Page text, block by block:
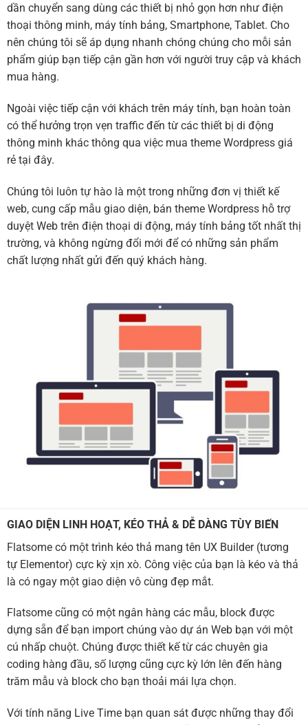
dần chuyển sang dùng các thiết bị nhỏ gọn hơn như điện
thoại thông minh, máy tính bảng, Smartphone, Tablet. Cho
nên chúng tôi sẽ áp dụng nhanh chóng chúng cho mỗi sản
phẩm giúp bạn tiếp cận gần hơn với người truy cập và khách
mua hàng.
Ngoài việc tiếp cận với khách trên máy tính, bạn hoàn toàn
có thể hưởng trọn vẹn traffic đến từ các thiết bị di động
thông minh khác thông qua việc mua theme Wordpress giá
rẻ tại đây.
Chúng tôi luôn tự hào là một trong những đơn vị thiết kế
web, cung cấp mẫu giao diện, bán theme Wordpress hỗ trợ
duyệt Web trên điện thoại di động, máy tính bảng tốt nhất thị
trường, và không ngừng đổi mới để có những sản phẩm
chất lượng nhất gửi đến quý khách hàng.
GIAO DIỆN LINH HOẠT, KÉO THẢ & DỄ DÀNG TÙY BIẾN
Flatsome có một trình kéo thả mang tên UX Builder (tương
tự Elementor) cực kỳ xịn xò. Công việc của bạn là kéo và thả
là có ngay một giao diện vô cùng đẹp mắt.
Flatsome cũng có một ngân hàng các mẫu, block được
dựng sẵn để bạn import chúng vào dự án Web bạn với một
cú nhấp chuột. Chúng được thiết kế từ các chuyên gia
coding hàng đầu, số lượng cũng cực kỳ lớn lên đến hàng
trăm mẫu và block cho bạn thoải mái lựa chọn.
Với tính năng Live Time bạn quan sát được những thay đổi